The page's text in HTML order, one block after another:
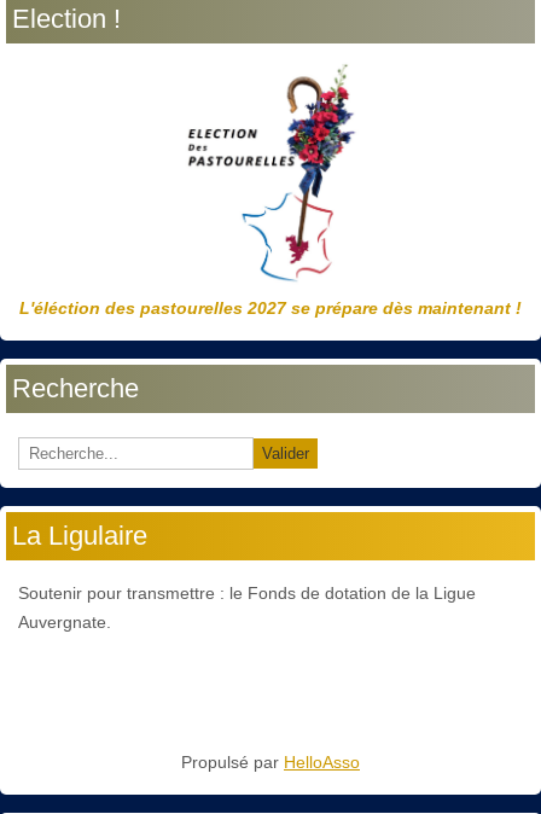
Election !
L'éléction des pastourelles 2027 se prépare dès maintenant !
Recherche
Valider
La Ligulaire
Soutenir pour transmettre : le Fonds de dotation de la Ligue
Auvergnate.
Propulsé par HelloAsso